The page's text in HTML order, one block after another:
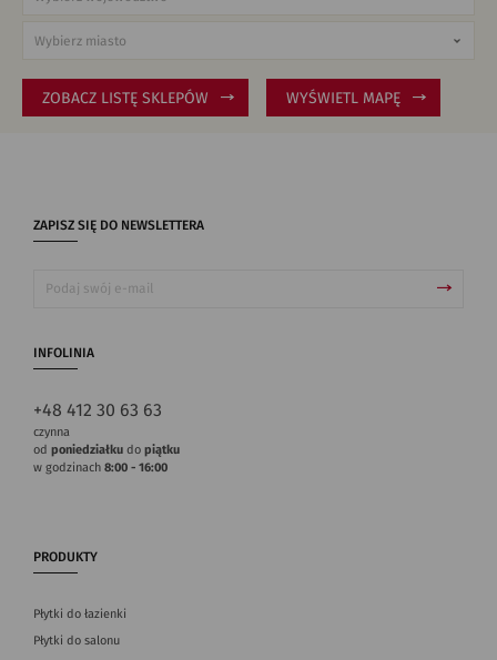
ZOBACZ LISTĘ SKLEPÓW WYŚWIETL MAPĘ
ZAPISZ SIĘ DO NEWSLETTERA
INFOLINIA
+48 412 30 63 63
czynna
od poniedziałku do piątku
w godzinach 8:00 - 16:00
PRODUKTY
Płytki do łazienki
Płytki do salonu